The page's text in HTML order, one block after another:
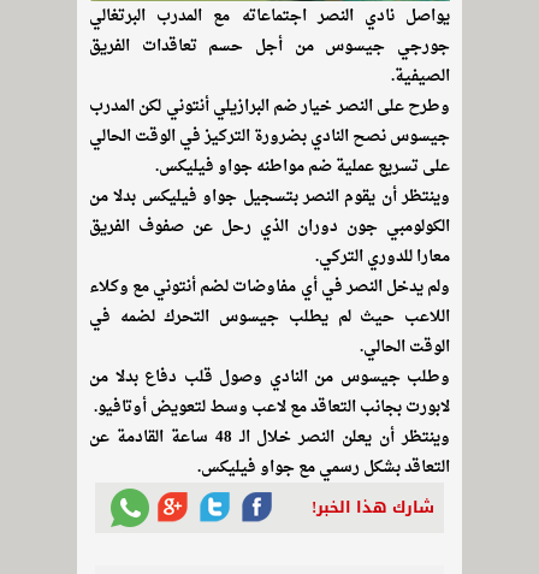
يواصل نادي النصر اجتماعاته مع المدرب البرتغالي
جورجي جيسوس من أجل حسم تعاقدات الفريق
الصيفية.
وطرح على النصر خيار ضم البرازيلي أنتوني لكن المدرب
جيسوس نصح النادي بضرورة التركيز في الوقت الحالي
على تسريع عملية ضم مواطنه جواو فيليكس.
وينتظر أن يقوم النصر بتسجيل جواو فيليكس بدلا من
الكولومبي جون دوران الذي رحل عن صفوف الفريق
معارا للدوري التركي.
ولم يدخل النصر في أي مفاوضات لضم أنتوني مع وكلاء
اللاعب حيث لم يطلب جيسوس التحرك لضمه في
الوقت الحالي.
وطلب جيسوس من النادي وصول قلب دفاع بدلا من
لابورت بجانب التعاقد مع لاعب وسط لتعويض أوتافيو.
وينتظر أن يعلن النصر خلال الـ 48 ساعة القادمة عن
التعاقد بشكل رسمي مع جواو فيليكس.
شارك هذا الخبر!